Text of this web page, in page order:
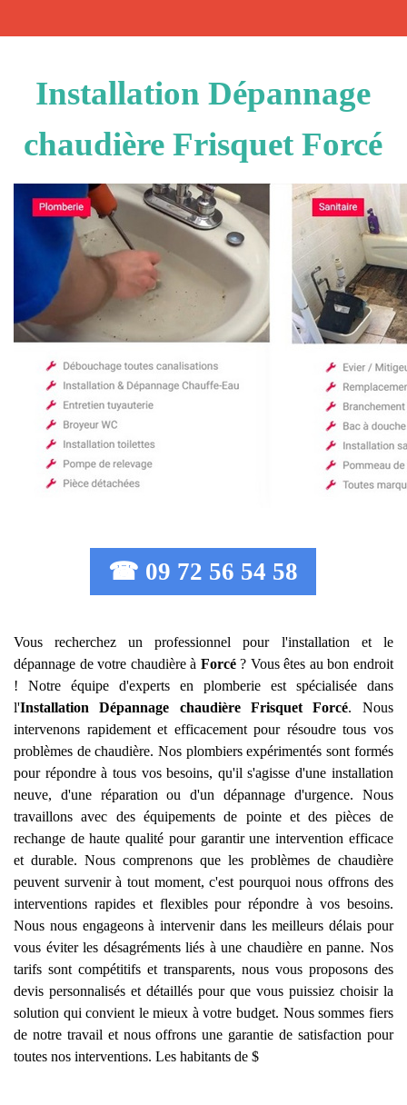
Installation Dépannage
chaudière Frisquet Forcé
☎ 09 72 56 54 58
Vous recherchez un professionnel pour l'installation et le
dépannage de votre chaudière à Forcé? Vous êtes au bon endroit
! Notre équipe d'experts en plomberie est spécialisée dans
l'Installation Dépannage chaudière Frisquet Forcé. Nous
intervenons rapidement et efficacement pour résoudre tous vos
problèmes de chaudière. Nos plombiers expérimentés sont formés
pour répondre à tous vos besoins, qu'il s'agisse d'une installation
neuve, d'une réparation ou d'un dépannage d'urgence. Nous
travaillons avec des équipements de pointe et des pièces de
rechange de haute qualité pour garantir une intervention efficace
et durable. Nous comprenons que les problèmes de chaudière
peuvent survenir à tout moment, c'est pourquoi nous offrons des
interventions rapides et flexibles pour répondre à vos besoins.
Nous nous engageons à intervenir dans les meilleurs délais pour
vous éviter les désagréments liés à une chaudière en panne. Nos
tarifs sont compétitifs et transparents, nous vous proposons des
devis personnalisés et détaillés pour que vous puissiez choisir la
solution qui convient le mieux à votre budget. Nous sommes fiers
de notre travail et nous offrons une garantie de satisfaction pour
toutes nos interventions. Les habitants de $